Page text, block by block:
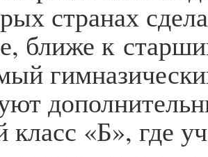
странах
ближе к
«Б», где